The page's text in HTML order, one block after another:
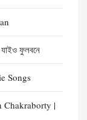
ফুলবনে
Songs
Chakraborty |